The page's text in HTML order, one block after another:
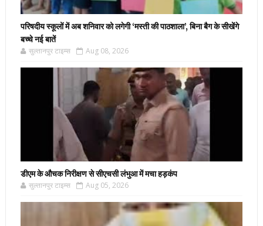
परिषदीय स्कूलों में अब शनिवार को लगेगी ‘मस्ती की पाठशाला’, बिना बैग के सीखेंगे
बच्चे नई बातें
सुल्तानपुर टाइम्स Aug 08, 2026
डीएम के औचक निरीक्षण से सीएचसी लंभुआ में मचा हड़कंप
सुल्तानपुर टाइम्स Aug 05, 2026